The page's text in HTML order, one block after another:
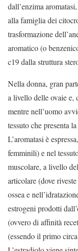
dall’enzima
alla famiglia dei
trasformazione
aromatico (o
c19 dalla struttura
Nella donna, gran
a livello delle ovaie e,
mentre nell’uomo
tessuto che presenta
L’aromatasi è
femminili) e nel
muscolare, a livello
articolare (dove
ossea e
estrogeni prodotti
(ovvero di affinità
(essendo il primo